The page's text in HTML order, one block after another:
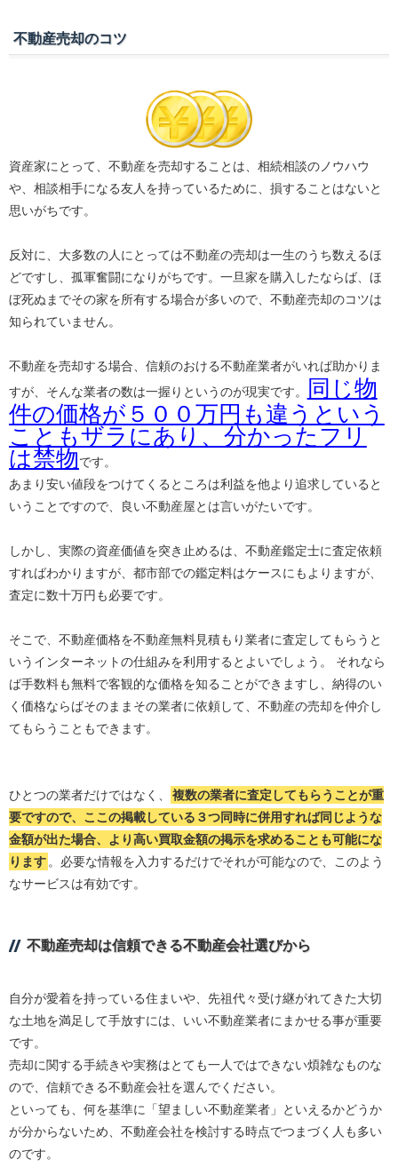
不動産売却のコツ
資産家にとって、不動産を売却することは、相続相談のノウハウ
や、相談相手になる友人を持っているために、損することはないと
思いがちです。
反対に、大多数の人にとっては不動産の売却は一生のうち数えるほ
どですし、孤軍奮闘になりがちです。一旦家を購入したならば、ほ
ぼ死ぬまでその家を所有する場合が多いので、不動産売却のコツは
知られていません。
不動産を売却する場合、信頼のおける不動産業者がいれば助かりま
すが、そんな業者の数は一握りというのが現実です。
同じ物
件の価格が５００万円も違うという
こともザラにあり、分かったフリ
は禁物です。
あまり安い値段をつけてくるところは利益を他より追求していると
いうことですので、良い不動産屋とは言いがたいです。
しかし、実際の資産価値を突き止めるは、不動産鑑定士に査定依頼
すればわかりますが、都市部での鑑定料はケースにもよりますが、
査定に数十万円も必要です。
そこで、不動産価格を不動産無料見積もり業者に査定してもらうと
いうインターネットの仕組みを利用するとよいでしょう。 それなら
ば手数料も無料で客観的な価格を知ることができますし、納得のい
く価格ならばそのままその業者に依頼して、不動産の売却を仲介し
てもらうこともできます。
ひとつの業者だけではなく、
複数の業者に査定してもらうことが重
要ですので、ここの掲載している３つ同時に併用すれば同じような
金額が出た場合、より高い買取金額の掲示を求めることも可能にな
ります 。必要な情報を入力するだけでそれが可能なので、このよう
なサービスは有効です。
不動産売却は信頼できる不動産会社選びから
自分が愛着を持っている住まいや、先祖代々受け継がれてきた大切
な土地を満足して手放すには、いい不動産業者にまかせる事が重要
です。
売却に関する手続きや実務はとても一人ではできない煩雑なものな
ので、信頼できる不動産会社を選んでください。
といっても、何を基準に「望ましい不動産業者」といえるかどうか
が分からないため、不動産会社を検討する時点でつまづく人も多い
のです。